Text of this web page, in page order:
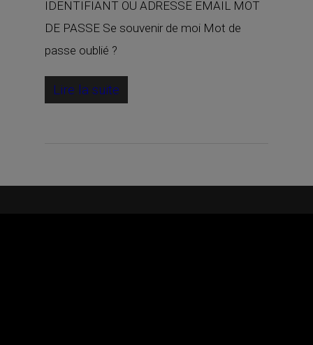
IDENTIFIANT OU ADRESSE EMAIL MOT
DE PASSE Se souvenir de moi Mot de
passe oublié ?
Lire la suite